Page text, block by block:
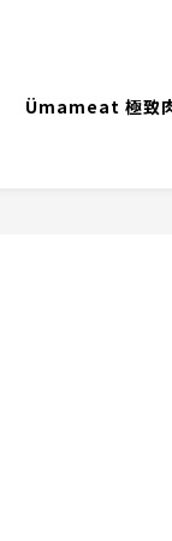
Ümameat 極致